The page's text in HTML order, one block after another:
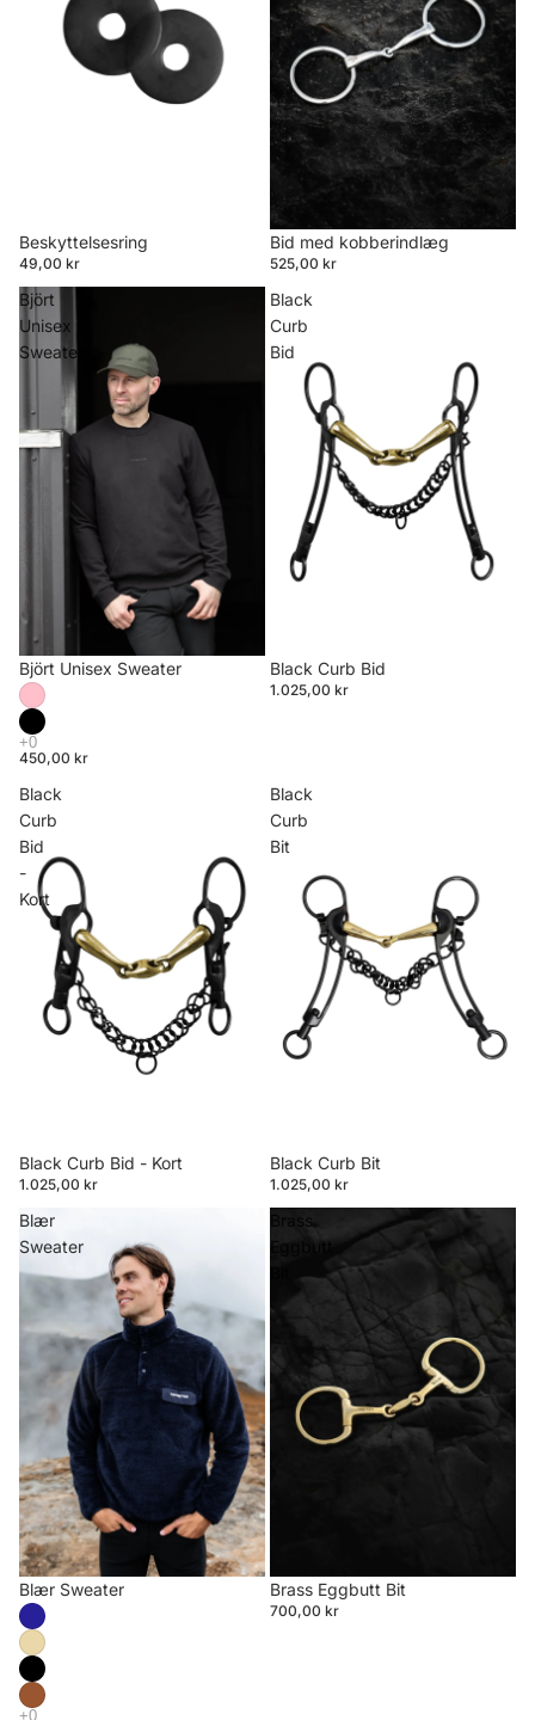
Beskyttelsesring
49,00 kr
Bid med kobberindlæg
525,00 kr
Björt
Unisex
Sweater
Björt Unisex Sweater
450,00 kr
Black
Curb
Bid
Black Curb Bid
1.025,00 kr
Black
Curb
Bid
-
Kort
Black Curb Bid - Kort
1.025,00 kr
Black
Curb
Bit
Black Curb Bit
1.025,00 kr
Blær
Sweater
Blær Sweater
Brass
Eggbutt
Brass Eggbutt Bit
700,00 kr